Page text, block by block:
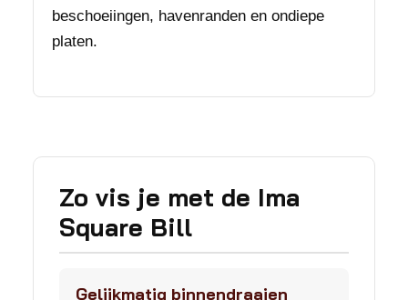
beschoeiingen, havenranden en ondiepe
platen.
Zo vis je met de Ima
Square Bill
Gelijkmatig binnendraaien